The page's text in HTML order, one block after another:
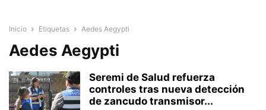
Inicio Etiquetas Aedes Aegypti
Aedes Aegypti
Seremi de Salud refuerza
controles tras nueva detección
de zancudo transmisor...